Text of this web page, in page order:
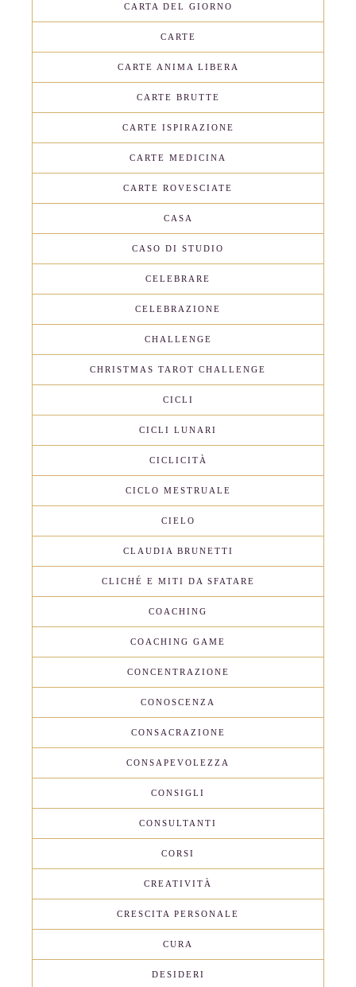
CARTA DEL GIORNO
CARTE
CARTE ANIMA LIBERA
CARTE BRUTTE
CARTE ISPIRAZIONE
CARTE MEDICINA
CARTE ROVESCIATE
CASA
CASO DI STUDIO
CELEBRARE
CELEBRAZIONE
CHALLENGE
CHRISTMAS TAROT CHALLENGE
CICLI
CICLI LUNARI
CICLICITÀ
CICLO MESTRUALE
CIELO
CLAUDIA BRUNETTI
CLICHÉ E MITI DA SFATARE
COACHING
COACHING GAME
CONCENTRAZIONE
CONOSCENZA
CONSACRAZIONE
CONSAPEVOLEZZA
CONSIGLI
CONSULTANTI
CORSI
CREATIVITÀ
CRESCITA PERSONALE
CURA
DESIDERI